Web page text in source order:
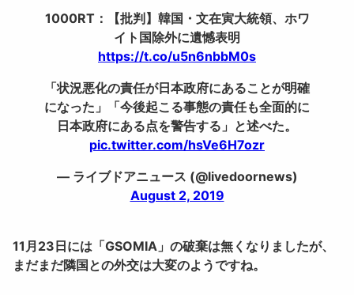
1000RT：【批判】韓国・文在寅大統領、ホワ
イト国除外に遺憾表明
https://t.co/u5n6nbbM0s
「状況悪化の責任が日本政府にあることが明確
になった」「今後起こる事態の責任も全面的に
日本政府にある点を警告する」と述べた。
pic.twitter.com/hsVe6H7ozr
— ライブドアニュース (@livedoornews)
August 2, 2019
11月23日には「GSOMIA」の破棄は無くなりましたが、
まだまだ隣国との外交は大変のようですね。